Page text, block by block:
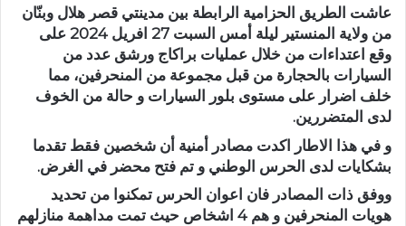
عاشت الطريق الحزامية الرابطة بين مدينتي قصر هلال وبنّان
من ولاية المنستير ليلة أمس السبت 27 افريل 2024 على
وقع اعتداءات من خلال عمليات براكاج ورشق عدد من
السيارات بالحجارة من قبل مجموعة من المنحرفين، مما
خلف اضرار على مستوى بلور السيارات و حالة من الخوف
لدى المتضررين.
و في هذا الاطار اكدت مصادر أمنية أن شخصين فقط تقدما
بشكايات لدى الحرس الوطني و تم فتح محضر في الغرض.
ووفق ذات المصادر فان اعوان الحرس تمكنوا من تحديد
هويات المنحرفين و هم 4 اشخاص حيث تمت مداهمة منازلهم